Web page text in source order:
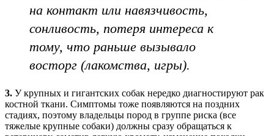
на контакт или навязчивость,
сонливость, потеря интереса к
тому, что раньше вызывало
восторг (лакомства, игры).
3. У крупных и гигантских собак нередко диагностируют рак
костной ткани. Симптомы тоже появляются на поздних
стадиях, поэтому владельцы пород в группе риска (все
тяжелые крупные собаки) должны сразу обращаться к